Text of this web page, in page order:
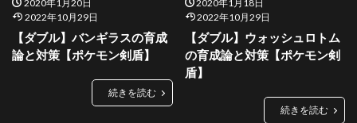
2020年1月20日
2022年10月29日
【ダブル】バンギラスの育成
論と対策【ポケモン剣盾】
続きを読む
2020年1月18日
2022年10月29日
【ダブル】ウォッシュロトム
の育成論と対策【ポケモン剣
盾】
続きを読む